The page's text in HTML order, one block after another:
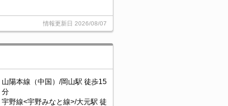
情報更新日 2026/08/07
山陽本線（中国）/岡山駅 徒歩15
分
宇野線<宇野みなと線>/大元駅 徒